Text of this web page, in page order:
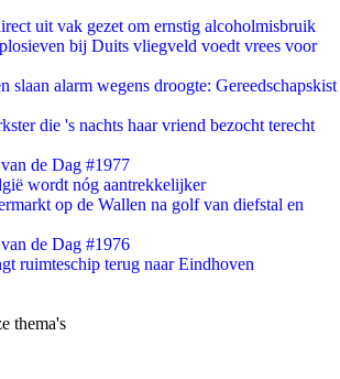
uit vak gezet om ernstig alcoholmisbruik
bij Duits vliegveld voedt vrees voor
slaan alarm wegens droogte: Gereedschapskist
die 's nachts haar vriend bezocht terecht
de Dag #1977
wordt nóg aantrekkelijker
op de Wallen na golf van diefstal en
de Dag #1976
ruimteschip terug naar Eindhoven
thema's